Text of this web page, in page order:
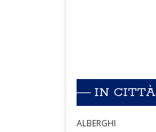
IN CITTÀ
ALBERGHI